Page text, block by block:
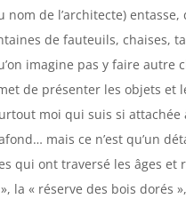
nom de l’architecte)
de fauteuils, chaises,
imagine pas y faire autre
de présenter les objets
moi qui suis si attachée
mais ce n’est qu’un
qui ont traversé les âges et
la « réserve des bois dorés